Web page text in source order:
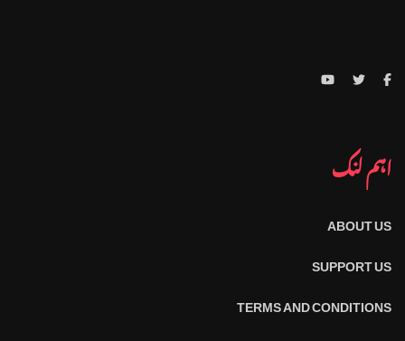
اہم لنک
ABOUT US
SUPPORT US
TERMS AND CONDITIONS